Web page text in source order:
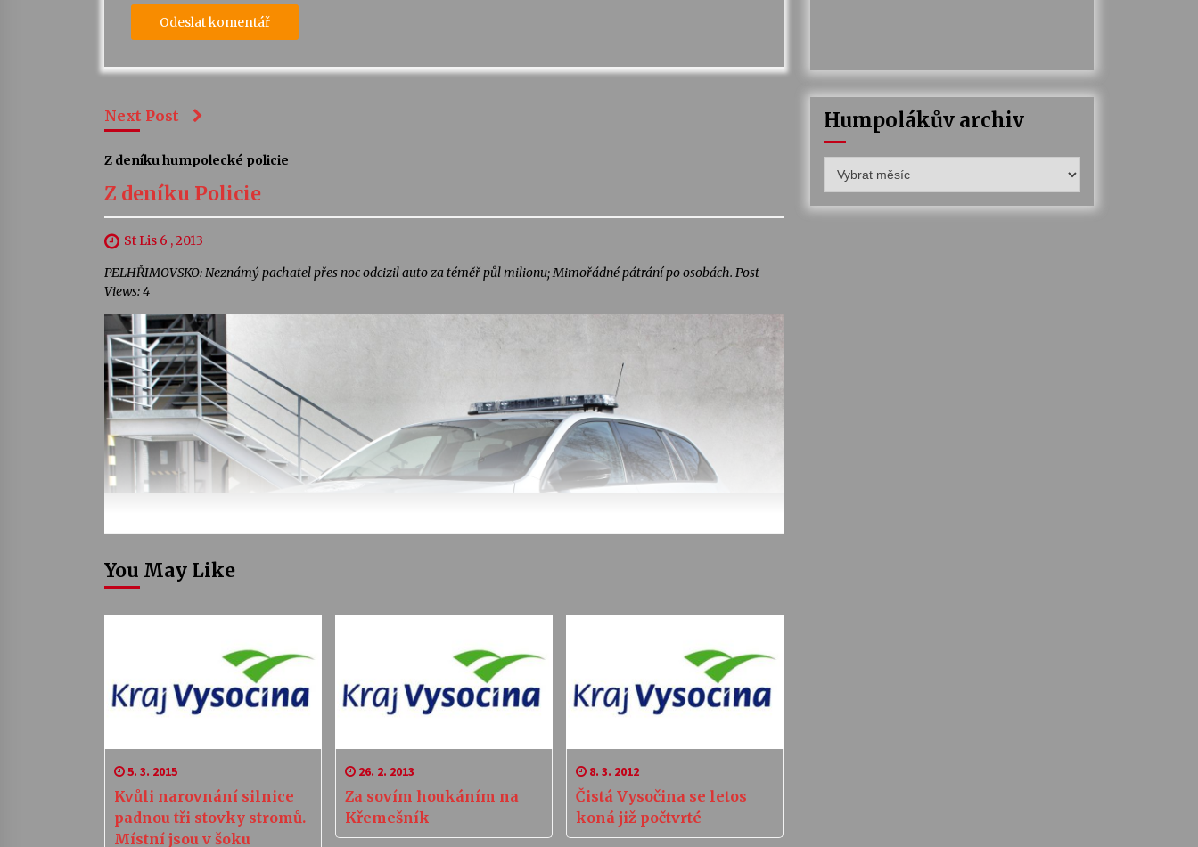
Next Post
Z deníku humpolecké policie
Z deníku Policie
St Lis 6 , 2013
PELHŘIMOVSKO: Neznámý pachatel přes noc odcizil auto za téměř půl milionu; Mimořádné pátrání po osobách. Post
Views: 4
You May Like
5. 3. 2015
Kvůli narovnání silnice
padnou tři stovky stromů.
Místní jsou v šoku
26. 2. 2013
Za sovím houkáním na
Křemešník
8. 3. 2012
Čistá Vysočina se letos
koná již počtvrté
Humpolákův archiv
archiv